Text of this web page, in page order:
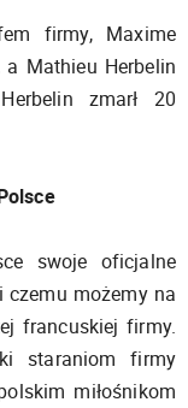
firmy, Maxime
Mathieu Herbelin
zmarł 20
swoje oficjalne
czemu możemy na
francuskiej firmy.
staraniom firmy
miłośnikom